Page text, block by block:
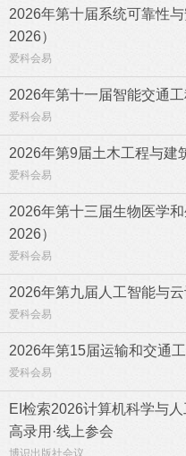
2026年第十届系统可靠性
2026）
爱科会易
2026年第十一届智能交通
爱科会易
2026年第9届土木工程与建
爱科会易
2026年第十三届生物医学
2026）
爱科会易
2026年第九届人工智能与
爱科会易
2026年第15届运输和交通
爱科会易
EI检索2026计算机科学与
高录用·线上参会
博识出版社会议